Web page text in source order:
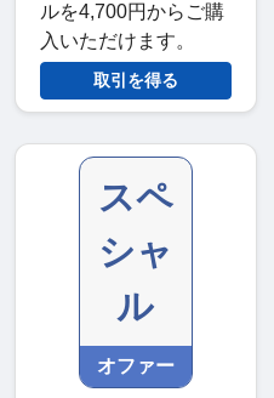
ルを4,700円からご購
入いただけます。
取引を得る
スペ
シャ
ル
オファー